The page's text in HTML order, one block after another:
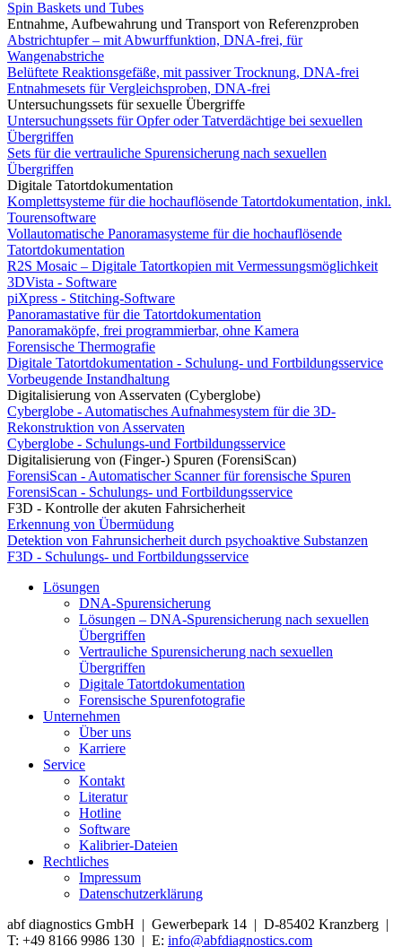
Spin Baskets und Tubes
Entnahme, Aufbewahrung und Transport von Referenzproben
Abstrichtupfer – mit Abwurffunktion, DNA-frei, für
Wangenabstriche
Belüftete Reaktionsgefäße, mit passiver Trocknung, DNA-frei
Entnahmesets für Vergleichsproben, DNA-frei
Untersuchungssets für sexuelle Übergriffe
Untersuchungssets für Opfer oder Tatverdächtige bei sexuellen
Übergriffen
Sets für die vertrauliche Spurensicherung nach sexuellen
Übergriffen
Digitale Tatortdokumentation
Komplettsysteme für die hochauflösende Tatortdokumentation, inkl.
Tourensoftware
Vollautomatische Panoramasysteme für die hochauflösende
Tatortdokumentation
R2S Mosaic – Digitale Tatortkopien mit Vermessungsmöglichkeit
3DVista - Software
piXpress - Stitching-Software
Panoramastative für die Tatortdokumentation
Panoramaköpfe, frei programmierbar, ohne Kamera
Forensische Thermografie
Digitale Tatortdokumentation - Schulung- und Fortbildungsservice
Vorbeugende Instandhaltung
Digitalisierung von Asservaten (Cyberglobe)
Cyberglobe - Automatisches Aufnahmesystem für die 3D-
Rekonstruktion von Asservaten
Cyberglobe - Schulungs-und Fortbildungsservice
Digitalisierung von (Finger-) Spuren (ForensiScan)
ForensiScan - Automatischer Scanner für forensische Spuren
ForensiScan - Schulungs- und Fortbildungsservice
F3D - Kontrolle der akuten Fahrsicherheit
Erkennung von Übermüdung
Detektion von Fahrunsicherheit durch psychoaktive Substanzen
F3D - Schulungs- und Fortbildungsservice
Lösungen
DNA-Spurensicherung
Lösungen – DNA-Spurensicherung nach sexuellen
Übergriffen
Vertrauliche Spurensicherung nach sexuellen
Übergriffen
Digitale Tatortdokumentation
Forensische Spurenfotografie
Unternehmen
Über uns
Karriere
Service
Kontakt
Literatur
Hotline
Software
Kalibrier-Dateien
Rechtliches
Impressum
Datenschutzerklärung
abf diagnostics GmbH | Gewerbepark 14 | D-85402 Kranzberg |
T: +49 8166 9986 130 | E: info@abfdiagnostics.com